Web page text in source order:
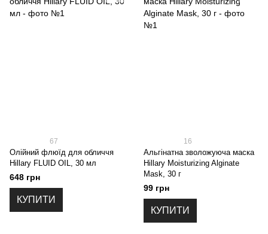
67
Олійний флюїд для обличчя
Hillary FLUID OIL, 30 мл
648 грн
КУПИТИ
16
Альгінатна зволожуюча маска
Hillary Moisturizing Alginate
Mask, 30 г
99 грн
КУПИТИ